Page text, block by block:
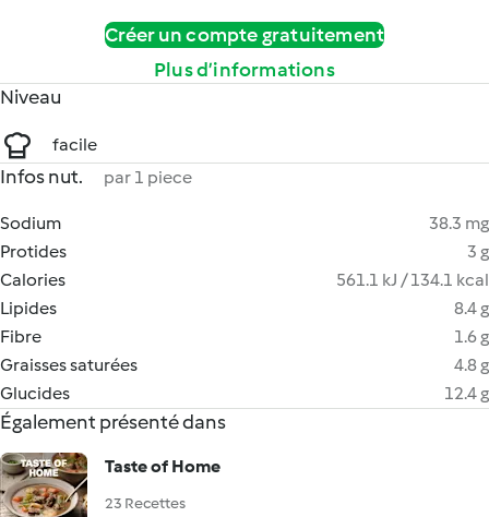
Créer un compte gratuitement
Plus d’informations
Niveau
facile
Infos nut. par 1 piece
Sodium
38.3 mg
Protides
3 g
Calories
561.1 kJ / 134.1 kcal
Lipides
8.4 g
Fibre
1.6 g
Graisses saturées
4.8 g
Glucides
12.4 g
Également présenté dans
Taste of Home
23 Recettes